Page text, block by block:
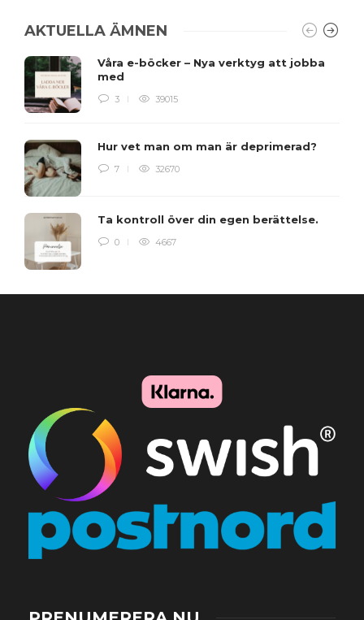
AKTUELLA ÄMNEN
Våra e-böcker – Nya verktyg att jobba
med
3 39015
Hur vet man om man är deprimerad?
7 32670
Ta kontroll över din egen berättelse.
0 4667